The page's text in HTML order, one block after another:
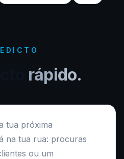
rápido.
tua próxima
na tua rua: procuras
ou um